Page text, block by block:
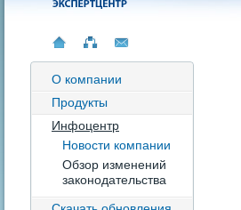
О компании
Продукты
Инфоцентр
Новости компании
Обзор изменений
законодательства